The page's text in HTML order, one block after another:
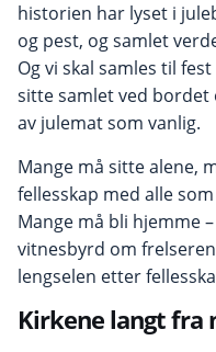
historien har lyset i
og pest, og samlet
Og vi skal samles til
sitte samlet ved
av julemat som vanlig.
Mange må sitte alene,
fellesskap med alle
Mange må bli hjemme
­vitnesbyrd om
lengselen etter
Kirkene langt fra